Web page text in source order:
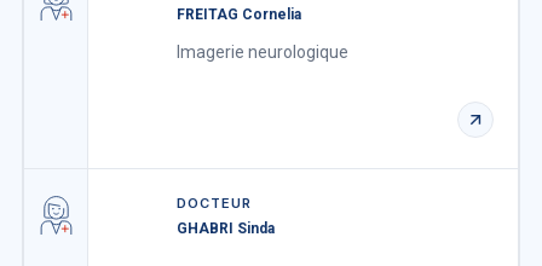
FREITAG Cornelia
Imagerie neurologique
DOCTEUR
GHABRI Sinda